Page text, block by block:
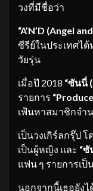
วงที่มีชื่อว่า
“A’N’D (Angel
ซีรีย์ในประเทศไต้
วัยรุ่น
เมื่อปี 2018 “ซันนี่
รายการ
เฟ้นหาสมาชิกจำ
เป็นวงเกิร์ลกรุ๊ป
เป็นผู้หญิง และ “ซั
แฟน ๆ รายการเป็
นอกจากนี้เธอยัง